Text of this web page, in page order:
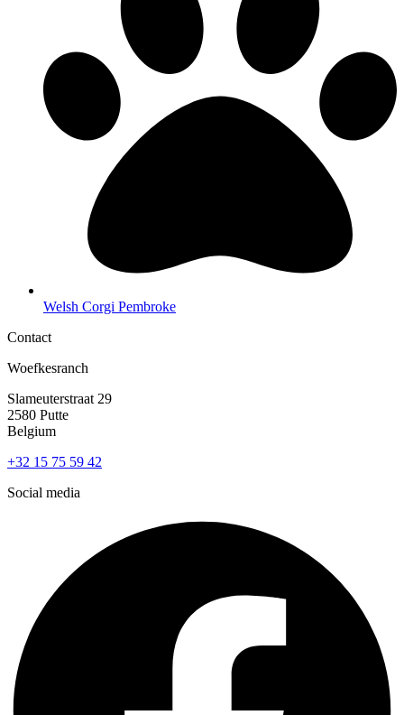
Welsh Corgi Pembroke
Contact
Woefkesranch
Slameuterstraat 29
2580 Putte
Belgium
+32 15 75 59 42
Social media